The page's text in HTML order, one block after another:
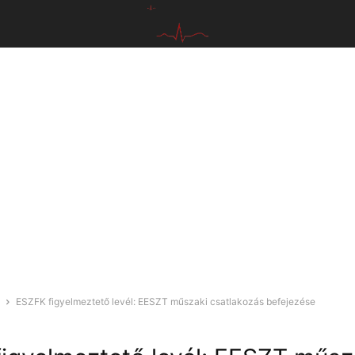
ESZFK figyelmeztető levél: EESZT műszaki csatlakozás befejezése